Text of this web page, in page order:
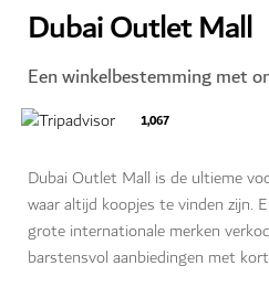
Dubai Outlet Mall
Een winkelbestemming met
1,067
Dubai Outlet Mall is de ultieme
waar altijd koopjes te vinden zijn.
grote internationale merken
barstensvol aanbiedingen met